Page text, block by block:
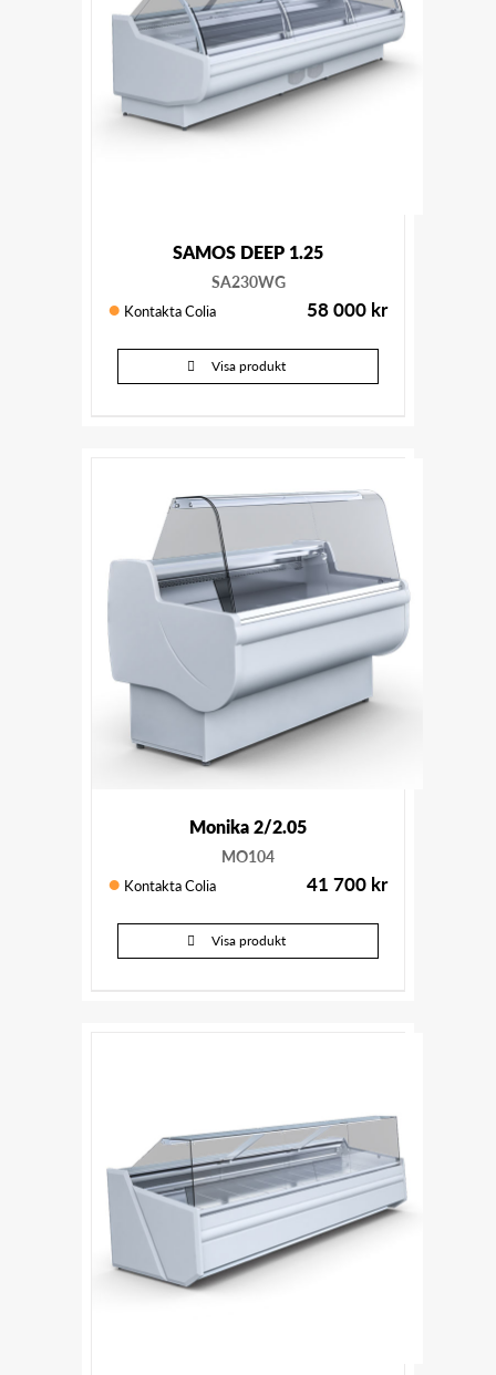
SAMOS DEEP 1.25
SA230WG
Kontakta Colia 58 000 kr
Visa produkt
Monika 2/2.05
MO104
Kontakta Colia 41 700 kr
Visa produkt